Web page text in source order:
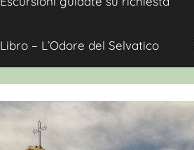
Libro – L’Odore del Selvatico